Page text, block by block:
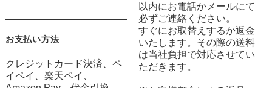
お支払い方法
クレジットカード決済、ペ
イペイ、楽天ペイ、
以内にお電話かメールにて
必ずご連絡ください。
すぐにお取替えするか返金
いたします。その際の送料
は当社負担で対応させてい
ただきます。